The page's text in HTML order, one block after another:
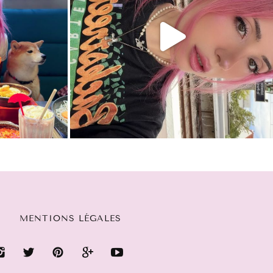
MENTIONS LÉGALES